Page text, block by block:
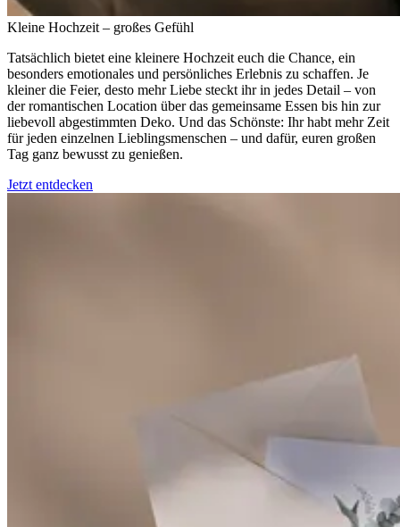
Kleine Hochzeit – großes Gefühl
Tatsächlich bietet eine kleinere Hochzeit euch die Chance, ein
besonders emotionales und persönliches Erlebnis zu schaffen. Je
kleiner die Feier, desto mehr Liebe steckt ihr in jedes Detail – von
der romantischen Location über das gemeinsame Essen bis hin zur
liebevoll abgestimmten Deko. Und das Schönste: Ihr habt mehr Zeit
für jeden einzelnen Lieblingsmenschen – und dafür, euren großen
Tag ganz bewusst zu genießen.
Jetzt entdecken